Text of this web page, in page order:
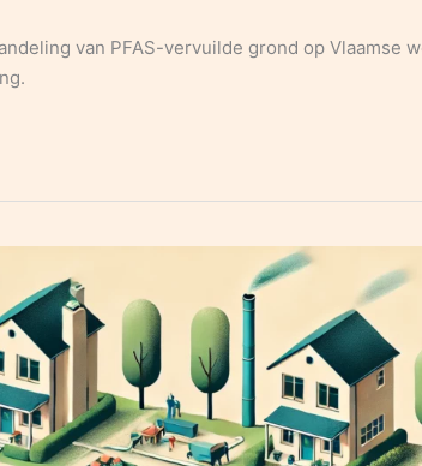
van PFAS-vervuilde grond op Vlaamse